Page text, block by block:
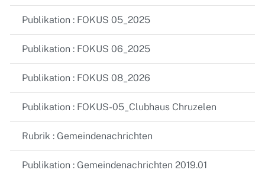
Publikation : FOKUS 05_2025
Publikation : FOKUS 06_2025
Publikation : FOKUS 08_2026
Publikation : FOKUS-05_Clubhaus Chruzelen
Rubrik : Gemeindenachrichten
Publikation : Gemeindenachrichten 2019.01